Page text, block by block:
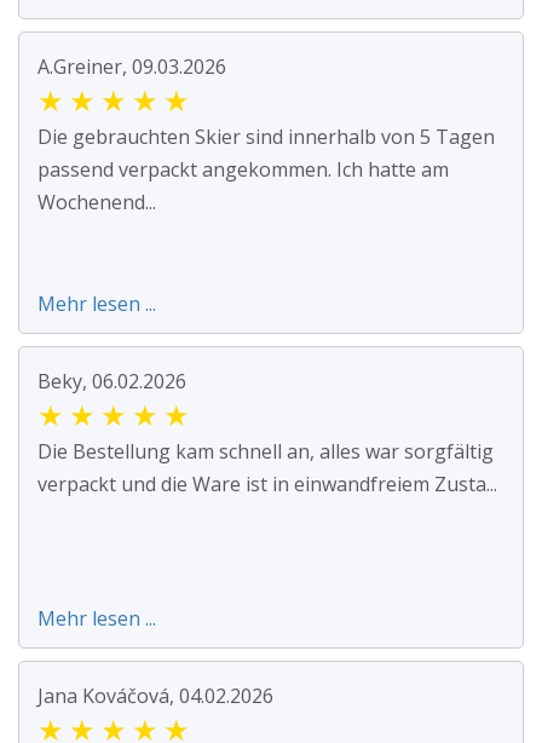
A.Greiner, 09.03.2026
★ ★ ★ ★ ★
Die gebrauchten Skier sind innerhalb von 5 Tagen
passend verpackt angekommen. Ich hatte am
Wochenend...
Mehr lesen ...
Beky, 06.02.2026
★ ★ ★ ★ ★
Die Bestellung kam schnell an, alles war sorgfältig
verpackt und die Ware ist in einwandfreiem Zusta...
Mehr lesen ...
Jana Kováčová, 04.02.2026
★ ★ ★ ★ ★